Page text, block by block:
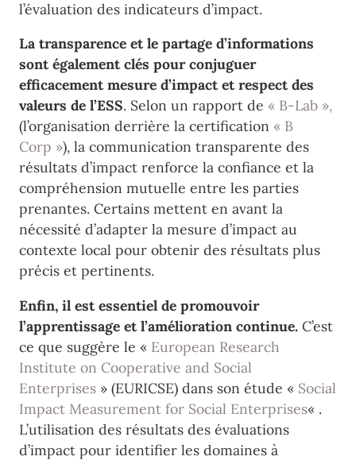
l’évaluation des indicateurs d’impact.
La transparence et le partage d’informations
sont également clés pour conjuguer
efficacement mesure d’impact et respect des
valeurs de l’ESS. Selon un rapport de « B-Lab »,
(l’organisation derrière la certification « B
Corp »), la communication transparente des
résultats d’impact renforce la confiance et la
compréhension mutuelle entre les parties
prenantes. Certains mettent en avant la
nécessité d’adapter la mesure d’impact au
contexte local pour obtenir des résultats plus
précis et pertinents.
Enfin, il est essentiel de promouvoir
l’apprentissage et l’amélioration continue. C’est
ce que suggère le « European Research
Institute on Cooperative and Social
Enterprises » (EURICSE) dans son étude « Social
Impact Measurement for Social Enterprises« .
L’utilisation des résultats des évaluations
d’impact pour identifier les domaines à